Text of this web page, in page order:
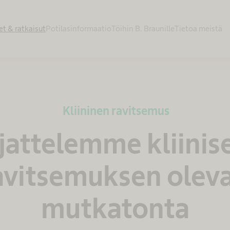
& ratkaisut
Kliininen ravitsemus
mutkatonta